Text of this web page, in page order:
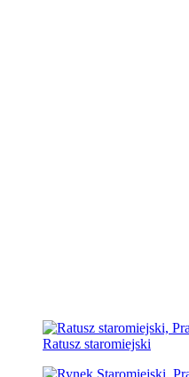
Ratusz staromiejski